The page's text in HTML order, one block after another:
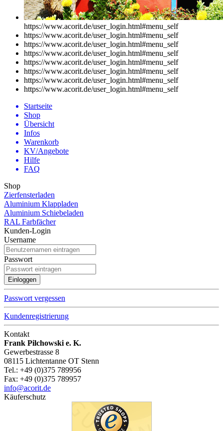
https://www.acorit.de/user_login.html#menu _self
https://www.acorit.de/user_login.html#menu _self
https://www.acorit.de/user_login.html#menu _self
https://www.acorit.de/user_login.html#menu _self
https://www.acorit.de/user_login.html#menu _self
https://www.acorit.de/user_login.html#menu _self
https://www.acorit.de/user_login.html#menu _self
https://www.acorit.de/user_login.html#menu _self
Startseite
Shop
Übersicht
Infos
Warenkorb
KV/Angebote
Hilfe
FAQ
Shop
Zierfensterladen
Aluminium Klappladen
Aluminium Schiebeladen
RAL Farbfächer
Kunden-Login
Username
Passwort
Passwort vergessen
Kundenregistrierung
Kontakt
Frank Pilchowski e. K.
Gewerbestrasse 8
08115 Lichtentanne OT Stenn
Tel.: +49 (0)375 789956
Fax: +49 (0)375 789957
info@acorit.de
Käuferschutz